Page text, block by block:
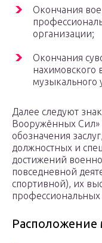
Окончания
организации;
Окончания
нахимовского
музыкального
Далее следуют
Вооружённых Сил»
обозначения
должностных и
достижений
повседневной
спортивной), их
профессиональных
Расположение